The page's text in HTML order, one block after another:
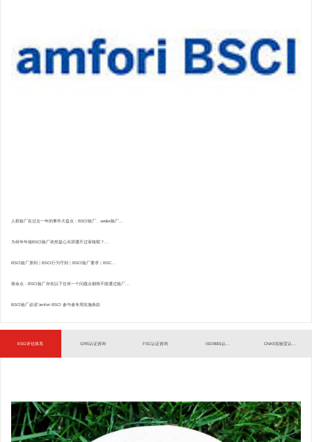
人权验厂在过去一年的事件大盘点：BSCI验厂、sedex验厂...
为何年年做BSCI验厂依然提心吊胆通不过审核呢？...
BSCI验厂原则｜BSCI行为守则｜BSCI验厂要求｜BSC...
致命点：BSCI验厂存在以下任何一个问题点都将不能通过验厂...
BSCI验厂必读”amfori BSCI 参与者专用实施条款
ESG评估体系 GRS认证咨询 FSC认证咨询 ISO9001认... CNAS实验室认...